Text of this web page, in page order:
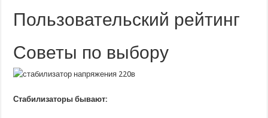
Пользовательский рейтинг
Советы по выбору
Стабилизаторы бывают: